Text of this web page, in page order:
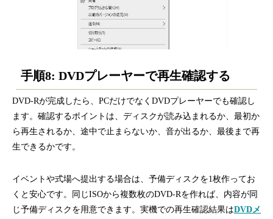
手順8: DVDプレーヤーで再生確認する
DVD-Rが完成したら、PCだけでなくDVDプレーヤーでも確認し
ます。確認するポイントは、ディスクが読み込まれるか、最初か
ら再生されるか、途中で止まらないか、音が出るか、最後まで再
生できるかです。
イベントや式場へ提出する場合は、予備ディスクを1枚作ってお
くと安心です。同じISOから複数枚のDVD-Rを作れば、内容が同
じ予備ディスクを用意できます。実機での再生確認結果はDVDメ